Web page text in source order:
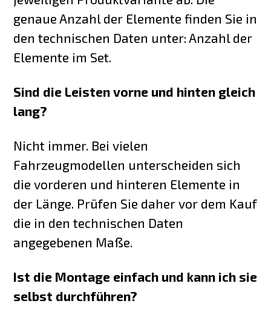
genaue Anzahl der Elemente finden Sie in
den technischen Daten unter: Anzahl der
Elemente im Set.
Sind die Leisten vorne und hinten gleich
lang?
Nicht immer. Bei vielen
Fahrzeugmodellen unterscheiden sich
die vorderen und hinteren Elemente in
der Länge. Prüfen Sie daher vor dem Kauf
die in den technischen Daten
angegebenen Maße.
Ist die Montage einfach und kann ich sie
selbst durchführen?